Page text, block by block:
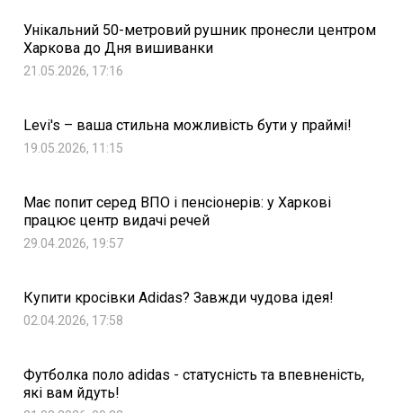
Унікальний 50-метровий рушник пронесли центром
Харкова до Дня вишиванки
21.05.2026, 17:16
Levi's – ваша стильна можливість бути у праймі!
19.05.2026, 11:15
Має попит серед ВПО і пенсіонерів: у Харкові
працює центр видачі речей
29.04.2026, 19:57
Купити кросівки Adidas? Завжди чудова ідея!
02.04.2026, 17:58
Футболка поло adidas - статусність та впевненість,
які вам йдуть!